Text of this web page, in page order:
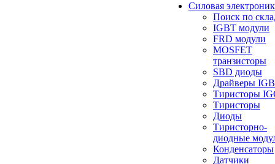
Силовая
Поиск по
IGBT модули
FRD модули
MOSFET
транзисторы
SBD диоды
Драйверы
Тиристоры
Тиристоры
Диоды
Тиристорно-
диодные
Конденсаторы
Датчики